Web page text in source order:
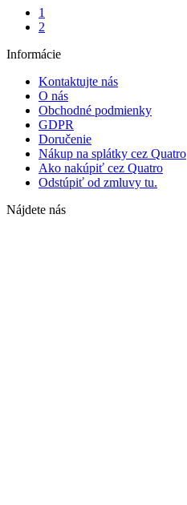
1
2
Informácie
Kontaktujte nás
O nás
Obchodné podmienky
GDPR
Doručenie
Nákup na splátky cez Quatro
Ako nakúpiť cez Quatro
Odstúpiť od zmluvy tu.
Nájdete nás